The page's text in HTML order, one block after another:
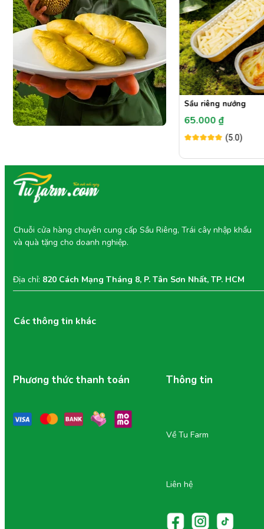
Bánh Crepe Sầu Riêng
40.000 ₫
Sầu riêng nướng
65.000 ₫
(5.0)
Các thông tin khác
Chuỗi cửa hàng chuyên cung cấp Sầu Riêng, Trái cây nhập khẩu
và quà tặng cho doanh nghiệp.
Địa chỉ: 820 Cách Mạng Tháng 8, P. Tân Sơn Nhất, TP. HCM
Phương thức thanh toán Thông tin
Về Tu Farm
Liên hệ